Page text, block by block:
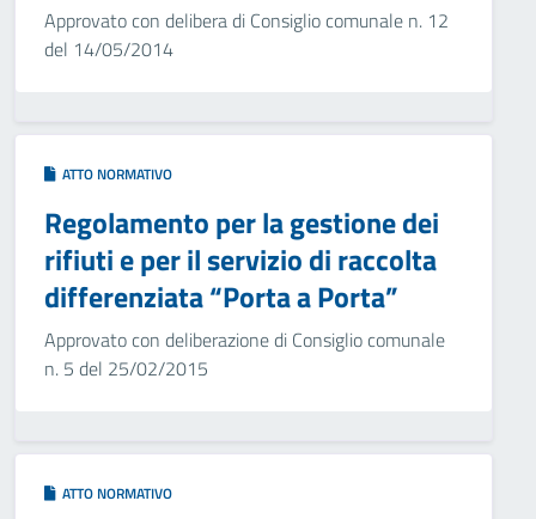
Approvato con delibera di Consiglio comunale n. 12
del 14/05/2014
ATTO NORMATIVO
Regolamento per la gestione dei
rifiuti e per il servizio di raccolta
differenziata “Porta a Porta”
Approvato con deliberazione di Consiglio comunale
n. 5 del 25/02/2015
ATTO NORMATIVO